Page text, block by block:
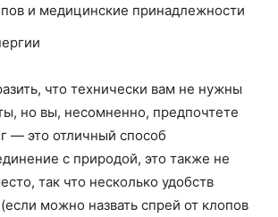
и медицинские принадлежности
что технически вам не нужны
но вы, несомненно, предпочтете
— это отличный способ
с природой, это также не
так что несколько удобств
можно назвать спрей от клопов